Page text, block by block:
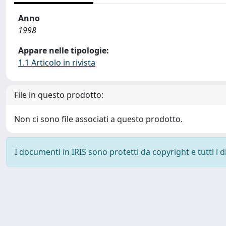
Anno
1998
Appare nelle tipologie:
1.1 Articolo in rivista
File in questo prodotto:
Non ci sono file associati a questo prodotto.
I documenti in IRIS sono protetti da copyright e tutti i